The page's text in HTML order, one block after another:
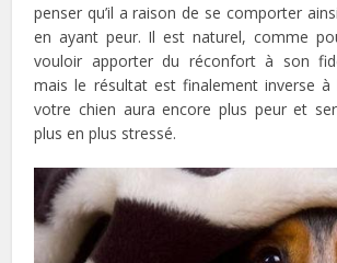
penser qu’il a raison de se comporter
en ayant peur. Il est naturel, comme
vouloir apporter du réconfort à son
mais le résultat est finalement inverse à
votre chien aura encore plus peur et
plus en plus stressé.